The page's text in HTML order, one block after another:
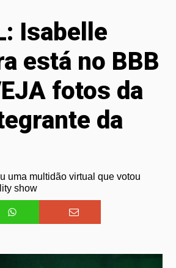
Isabelle
está no BBB
fotos da
da
uma multidão virtual que votou
show